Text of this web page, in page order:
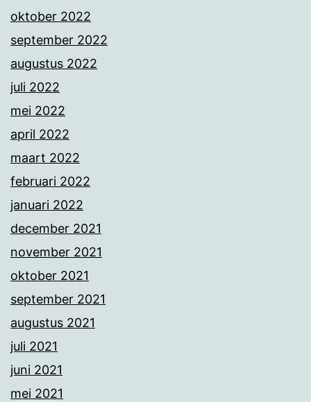
oktober 2022
september 2022
augustus 2022
juli 2022
mei 2022
april 2022
maart 2022
februari 2022
januari 2022
december 2021
november 2021
oktober 2021
september 2021
augustus 2021
juli 2021
juni 2021
mei 2021